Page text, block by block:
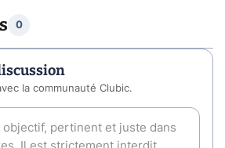
0
la communauté Clubic.